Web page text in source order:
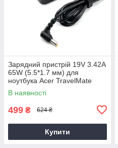
Зарядний пристрій 19V 3.42A
65W (5.5*1.7 мм) для
ноутбука Acer TravelMate
P2510-G2-M
В наявності
499 ₴ 624 ₴
Купити